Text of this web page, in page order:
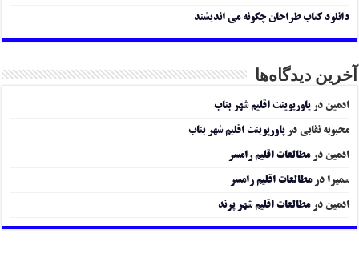
دانلود کتاب طراحان چگونه می اندیشند
آخرین دیدگاه‌ها
ادمین درپاورپوینت اقلیم شهر بناب
محبوبه نقابی درپاورپوینت اقلیم شهر بناب
ادمین درمطالعات اقلیم رامسر
سمیرا درمطالعات اقلیم رامسر
ادمین درمطالعات اقلیم شهر پرند